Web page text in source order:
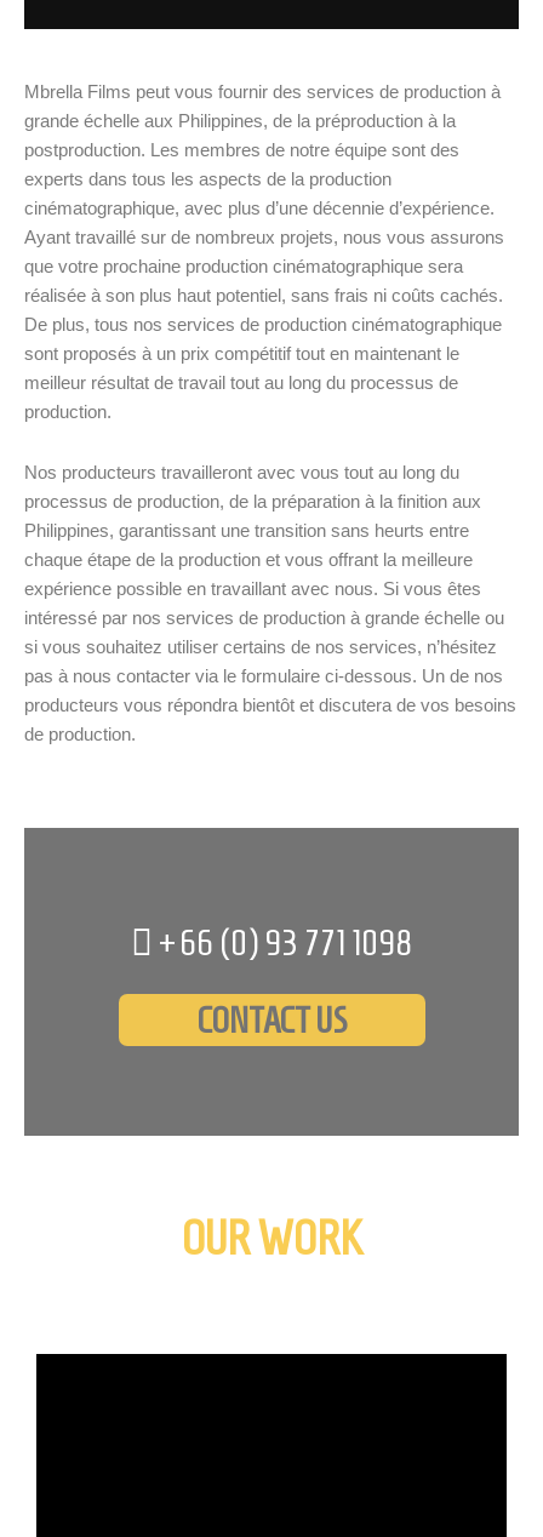
Mbrella Films peut vous fournir des services de production à
grande échelle aux Philippines, de la préproduction à la
postproduction. Les membres de notre équipe sont des
experts dans tous les aspects de la production
cinématographique, avec plus d’une décennie d’expérience.
Ayant travaillé sur de nombreux projets, nous vous assurons
que votre prochaine production cinématographique sera
réalisée à son plus haut potentiel, sans frais ni coûts cachés.
De plus, tous nos services de production cinématographique
sont proposés à un prix compétitif tout en maintenant le
meilleur résultat de travail tout au long du processus de
production.
Nos producteurs travailleront avec vous tout au long du
processus de production, de la préparation à la finition aux
Philippines, garantissant une transition sans heurts entre
chaque étape de la production et vous offrant la meilleure
expérience possible en travaillant avec nous. Si vous êtes
intéressé par nos services de production à grande échelle ou
si vous souhaitez utiliser certains de nos services, n’hésitez
pas à nous contacter via le formulaire ci-dessous. Un de nos
producteurs vous répondra bientôt et discutera de vos besoins
de production.
+66 (0) 93 771 1098
CONTACT US
OUR WORK